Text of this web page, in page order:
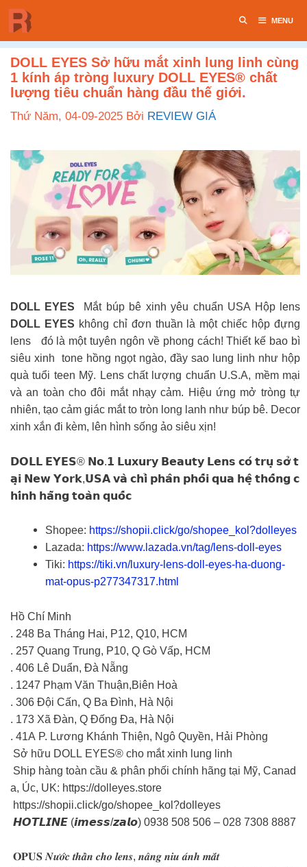
Chuyển
đến
nội
dung
MENU
DOLL EYES Sở hữu mắt xinh lung linh cùng
1 kính áp tròng luxury DOLL EYES® chất
lượng tiêu chuẩn hàng đầu thế giới.
Thứ Năm, 04-09-2025 Bởi REVIEW GIÁ
DOLL EYES Mắt búp bê xinh yêu chuẩn USA Hộp lens
DOLL EYES không chỉ đơn thuần là một chiếc hộp đựng
lens đó là một tuyên ngôn về phong cách! Thiết kế bao bì
siêu xinh tone hồng ngọt ngào, đầy sao lung linh như hộp
quà tuổi teen Mỹ. Lens chất lượng chuẩn U.S.A, mềm mại
và an toàn cho đôi mắt nhạy cảm. Hiệu ứng mở tròng tự
nhiên, tạo cảm giác mắt to tròn long lanh như búp bê. Decor
xinh xắn đi kèm, lên hình sống ảo siêu xịn!
𝗗𝗢𝗟𝗟 𝗘𝗬𝗘𝗦® 𝗡𝗼.𝟭 𝗟𝘂𝘅𝘂𝗿𝘆 𝗕𝗲𝗮𝘂𝘁𝘆 𝗟𝗲𝗻𝘀 𝗰𝗼́ 𝘁𝗿𝘂̣ 𝘀𝗼̛̉ 𝘁
𝗮̣𝗶 𝗡𝗲𝘄 𝗬𝗼𝗿𝗸,𝗨𝗦𝗔 𝘃𝗮̀ 𝗰𝗵𝗶̉ 𝗽𝗵𝗮̂𝗻 𝗽𝗵𝗼̂́𝗶 𝗾𝘂𝗮 𝗵𝗲̣̂ 𝘁𝗵𝗼̂́𝗻𝗴 𝗰
𝗵𝗶́𝗻𝗵 𝗵𝗮̃𝗻𝗴 𝘁𝗼𝗮̀𝗻 𝗾𝘂𝗼̂́𝗰
Shopee: https://shopii.click/go/shopee_kol?dolleyes
Lazada: https://www.lazada.vn/tag/lens-doll-eyes
Tiki: https://tiki.vn/luxury-lens-doll-eyes-ha-duong-
mat-opus-p277347317.html
Hồ Chí Minh
. 248 Ba Tháng Hai, P12, Q10, HCM
. 257 Quang Trung, P10, Q Gò Vấp, HCM
. 406 Lê Duẩn, Đà Nẵng
. 1247 Phạm Văn Thuận,Biên Hoà
. 306 Đội Cấn, Q Ba Đình, Hà Nội
. 173 Xã Đàn, Q Đống Đa, Hà Nội
. 41A P. Lương Khánh Thiện, Ngô Quyền, Hải Phòng
Sở hữu DOLL EYES® cho mắt xinh lung linh
Ship hàng toàn cầu & phân phối chính hãng tại Mỹ, Canad
a, Úc, UK: https://dolleyes.store
https://shopii.click/go/shopee_kol?dolleyes
𝙃𝙊𝙏𝙇𝙄𝙉𝙀 (𝙞𝙢𝙚𝙨𝙨/𝙯𝙖𝙡𝙤) 0938 508 506 – 028 7308 8887
𝐎𝐏𝐔𝐒 𝑵𝒖̛𝒐̛́𝒄 𝒕𝒉𝒂̂̀𝒏 𝒄𝒉𝒐 𝒍𝒆𝒏𝒔, 𝒏𝒂̂𝒏𝒈 𝒏𝒊𝒖 𝒂́𝒏𝒉 𝒎𝒂̆́𝒕